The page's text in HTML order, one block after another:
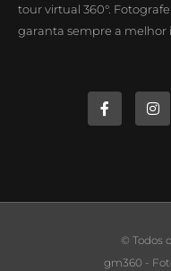
tour virtual 360°.
garanta sempre a melhor
© Todos
gm360 -